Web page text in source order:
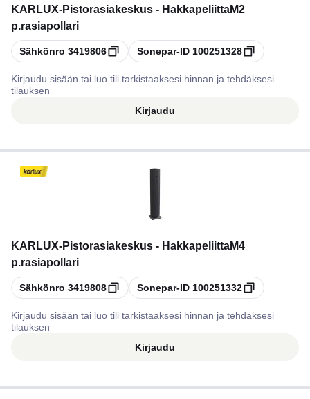
KARLUX-Pistorasiakeskus - HakkapeliittaM2
p.rasiapollari
Kopioi
Sähkönro 3419806 Kopioi
Sonepar-ID 100251328
Kirjaudu sisään tai luo tili tarkistaaksesi hinnan ja tehdäksesi
tilauksen
Kirjaudu
KARLUX-Pistorasiakeskus - HakkapeliittaM4
p.rasiapollari
Kopioi
Sähkönro 3419808 Kopioi
Sonepar-ID 100251332
Kirjaudu sisään tai luo tili tarkistaaksesi hinnan ja tehdäksesi
tilauksen
Kirjaudu